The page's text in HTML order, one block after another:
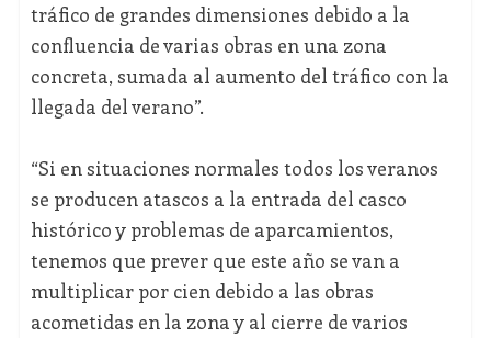
tráfico de grandes dimensiones debido a la
confluencia de varias obras en una zona
concreta, sumada al aumento del tráfico con la
llegada del verano”.
“Si en situaciones normales todos los veranos
se producen atascos a la entrada del casco
histórico y problemas de aparcamientos,
tenemos que prever que este año se van a
multiplicar por cien debido a las obras
acometidas en la zona y al cierre de varios